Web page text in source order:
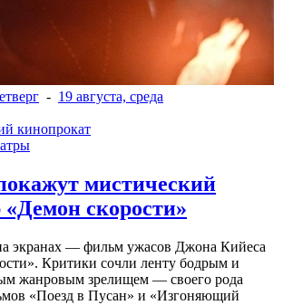
- 19 августа, среда
кинопрокат
мистический
«Демон скорости»
экранах — фильм ужасов Джона Кийеса
Критики сочли ленту бодрым и
жанровым зрелищeм — своего рода
«Поезд в Пусан» и «Изгоняющий